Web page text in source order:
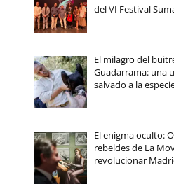
del VI Festival
El milagro del
Guadarrama: una
salvado a la
El enigma oculto:
rebeldes de La
revolucionar